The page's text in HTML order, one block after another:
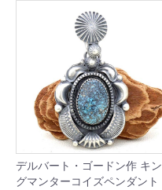
デルバート・ゴードン作 キン
グマンターコイズペンダント